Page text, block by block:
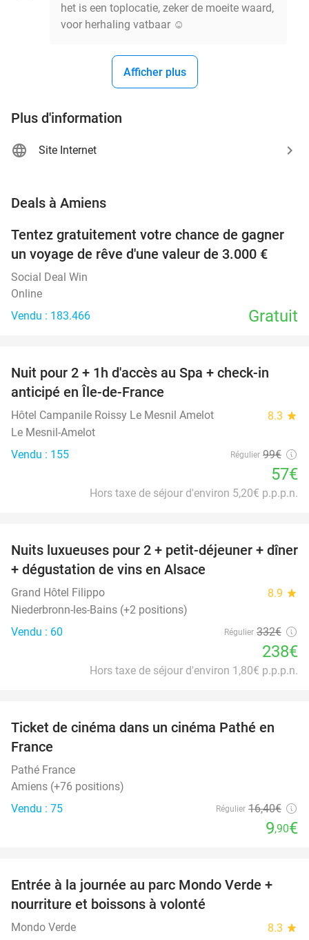
het is een toplocatie, zeker de moeite waard,
voor herhaling vatbaar ☺️
Afficher plus
Plus d'information
Site Internet
Deals à Amiens
Tentez gratuitement votre chance de gagner
un voyage de rêve d'une valeur de 3.000 €
Social Deal Win
Online
Vendu : 183.466
Gratuit
42%
Nuit pour 2 + 1h d'accès au Spa + check-in
anticipé en Île-de-France
Hôtel Campanile Roissy Le Mesnil Amelot 8.3 star
Le Mesnil-Amelot
Vendu : 155
Régulier 99€
57€
Hors taxe de séjour d'environ 5,20€ p.p.p.n.
28%
Nuits luxueuses pour 2 + petit-déjeuner + dîner
+ dégustation de vins en Alsace
Grand Hôtel Filippo 8.9 star
Niederbronn-les-Bains (+2 positions)
Vendu : 60
Régulier 332€
238€
Hors taxe de séjour d'environ 1,80€ p.p.p.n.
40%
Ticket de cinéma dans un cinéma Pathé en
France
Pathé France
Amiens (+76 positions)
Vendu : 75
Régulier 16,40€
9,90€
25%
Entrée à la journée au parc Mondo Verde +
nourriture et boissons à volonté
Mondo Verde 8.3 star